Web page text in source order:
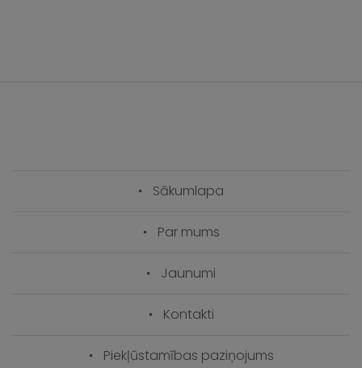
Sākumlapa
Par mums
Jaunumi
Kontakti
Piekļūstamības paziņojums